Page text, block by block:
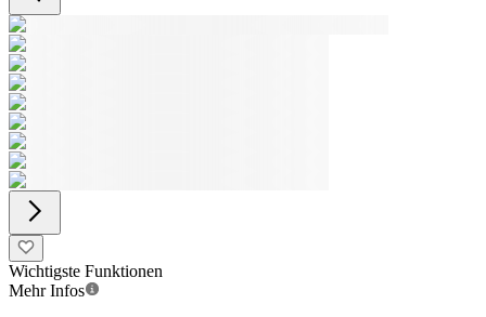
Wichtigste Funktionen
Mehr Infos